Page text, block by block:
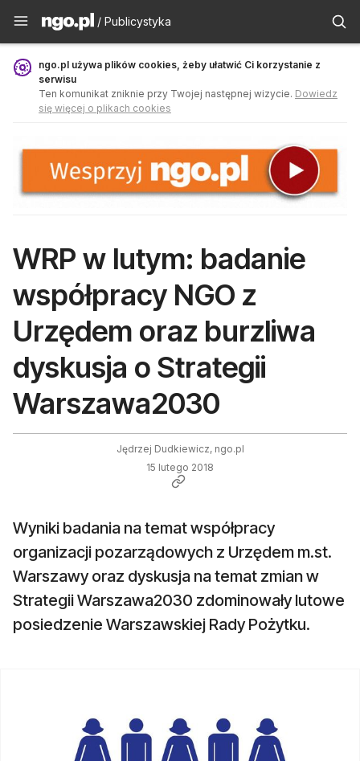
Publicystyka - ngo.pl
/ Publicystyka
ngo.pl używa plików cookies, żeby ułatwić Ci korzystanie z
serwisu
Ten komunikat zniknie przy Twojej następnej wizycie. Dowiedz
się więcej o plikach cookies
WRP w lutym: badanie
współpracy NGO z
Urzędem oraz burzliwa
dyskusja o Strategii
Warszawa2030
Jędrzej Dudkiewicz, ngo.pl
15 lutego 2018
Wyniki badania na temat współpracy
organizacji pozarządowych z Urzędem m.st.
Warszawy oraz dyskusja na temat zmian w
Strategii Warszawa2030 zdominowały lutowe
posiedzenie Warszawskiej Rady Pożytku.